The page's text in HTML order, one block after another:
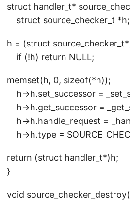
struct handler_t*
struct source_checker_t *h;
h = (struct
if (!h) return NULL;
memset(h, 0, sizeof(*h));
h->h.set_successor =
h->h.get_successor =
h->h.handle_request =
h->h.type =
return (struct handler_t*)h;
}
void